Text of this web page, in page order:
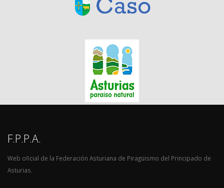
F.P.P.A.
Web oficial de la Federación Asturiana de Piragüismo del Principado de
Asturias.